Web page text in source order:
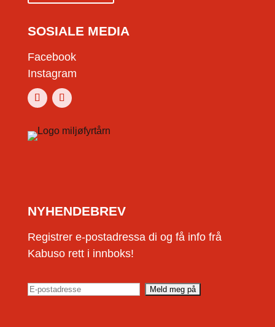
SOSIALE MEDIA
Facebook
Instagram
NYHENDEBREV
Registrer e-postadressa di og få info frå
Kabuso rett i innboks!